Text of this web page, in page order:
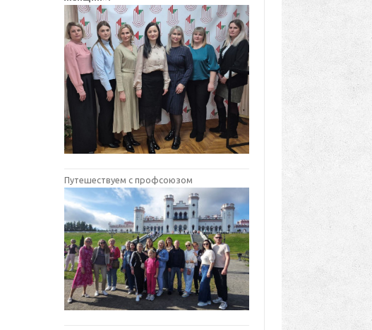
Путешествуем с профсоюзом